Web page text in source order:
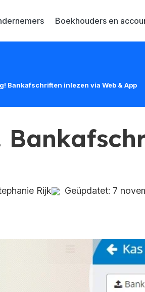
Boekhouders en
Bankafschriften inlezen via Web & App
Rijk Geüpdatet: 7